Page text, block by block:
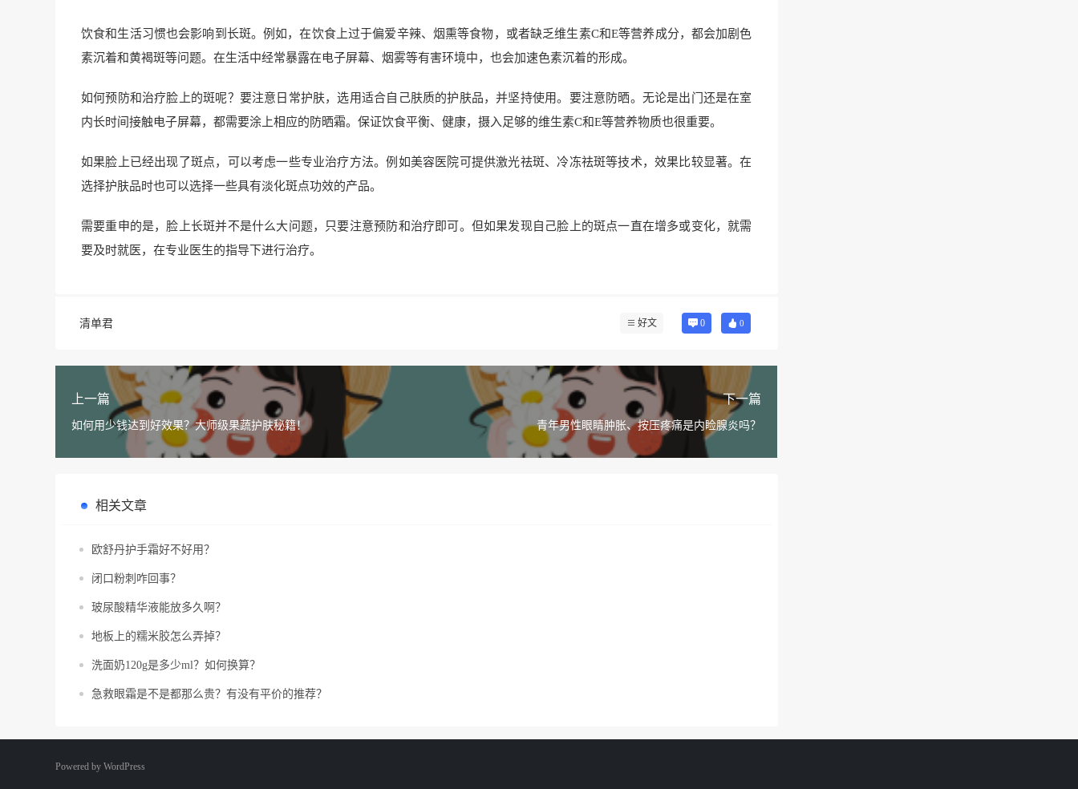
饮食和生活习惯也会影响到长斑。例如，在饮食上过于偏爱辛辣、烟熏等食物，或者缺乏维生素C和E等营养成分，都会加剧色
素沉着和黄褐斑等问题。在生活中经常暴露在电子屏幕、烟雾等有害环境中，也会加速色素沉着的形成。
如何预防和治疗脸上的斑呢？要注意日常护肤，选用适合自己肤质的护肤品，并坚持使用。要注意防晒。无论是出门还是在室
内长时间接触电子屏幕，都需要涂上相应的防晒霜。保证饮食平衡、健康，摄入足够的维生素C和E等营养物质也很重要。
如果脸上已经出现了斑点，可以考虑一些专业治疗方法。例如美容医院可提供激光祛斑、冷冻祛斑等技术，效果比较显著。在
选择护肤品时也可以选择一些具有淡化斑点功效的产品。
需要重申的是，脸上长斑并不是什么大问题，只要注意预防和治疗即可。但如果发现自己脸上的斑点一直在增多或变化，就需
要及时就医，在专业医生的指导下进行治疗。
清单君 好文 0 0
上一篇
如何用少钱达到好效果？大师级果蔬护肤秘籍！
下一篇
青年男性眼睛肿胀、按压疼痛是内睑腺炎吗？
相关文章
欧舒丹护手霜好不好用？
闭口粉刺咋回事？
玻尿酸精华液能放多久啊？
地板上的糯米胶怎么弄掉？
洗面奶120g是多少ml？如何换算？
急救眼霜是不是都那么贵？有没有平价的推荐？
Powered by WordPress